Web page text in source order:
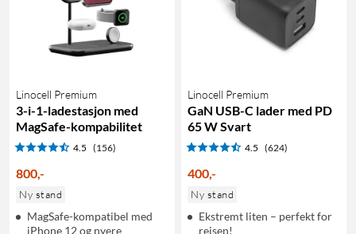
Linocell Premium
3-i-1-ladestasjon med
MagSafe-kompabilitet
4.5 (156)
800,-
Ny stand
MagSafe-kompatibel med
iPhone 12 og nyere
Linocell Premium
GaN USB-C lader med PD
65 W Svart
4.5 (624)
400,-
Ny stand
Ekstremt liten – perfekt for
reisen!